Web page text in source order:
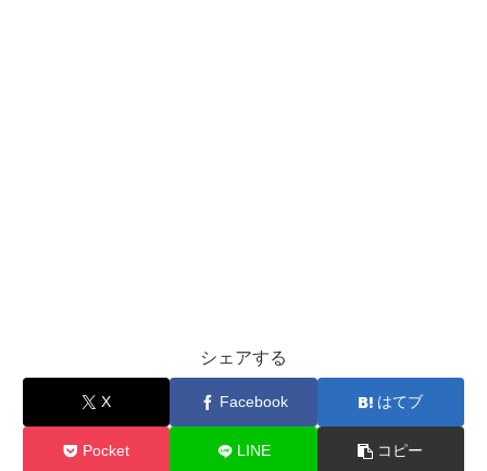
シェアする
X Facebook はてブ
Pocket LINE コピー